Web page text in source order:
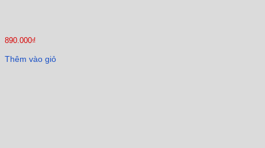
890.000₫
Thêm vào giỏ